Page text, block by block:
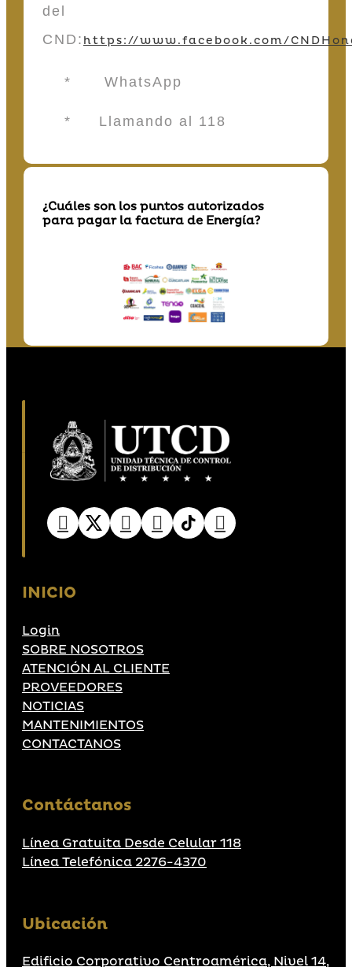
del
CND: https://www.facebook.com/
* WhatsApp
* Llamando al 118
¿Cuáles son los puntos autorizados
para pagar la factura de Energía?
INICIO
Login
SOBRE NOSOTROS
ATENCIÓN AL CLIENTE
PROVEEDORES
NOTICIAS
MANTENIMIENTOS
CONTACTANOS
Contáctanos
Línea Gratuita Desde Celular 118
Línea Telefónica 2276-4370
Ubicación
Edificio Corporativo Centroamérica, Nivel 14,